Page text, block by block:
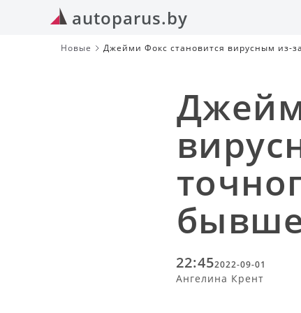
autoparus.by
Новые Джейми Фокс становится вирусным из-
22:452022-09-01
Ангелина Крент